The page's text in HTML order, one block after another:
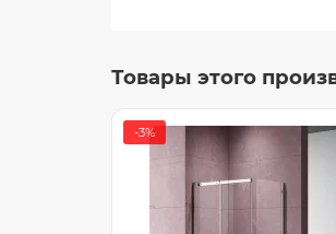
Товары этого
-3%